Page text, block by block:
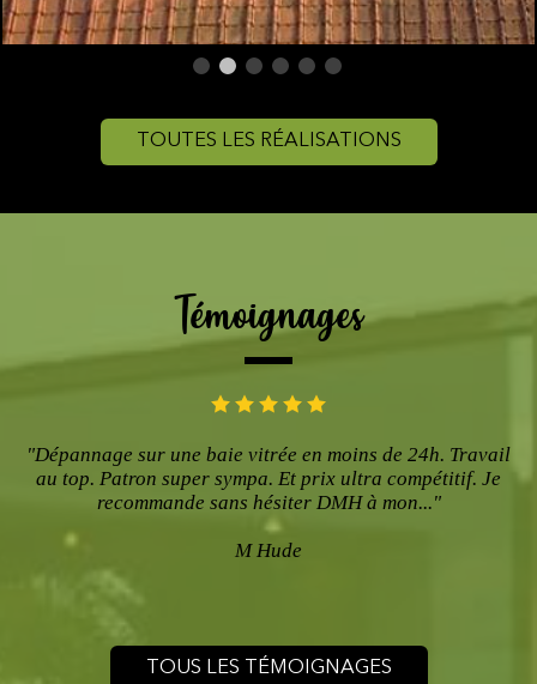
TOUTES LES RÉALISATIONS
Témoignages
"Dépannage sur une baie vitrée en moins de 24h. Travail
au top. Patron super sympa. Et prix ultra compétitif. Je
recommande sans hésiter DMH à mon..."
M Hude
TOUS LES TÉMOIGNAGES